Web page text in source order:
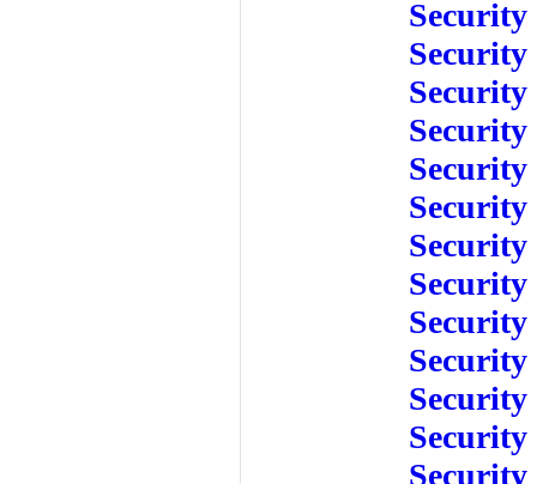
Security
Security
Security
Security
Security
Security
Security
Security
Security
Security
Security
Security
Security